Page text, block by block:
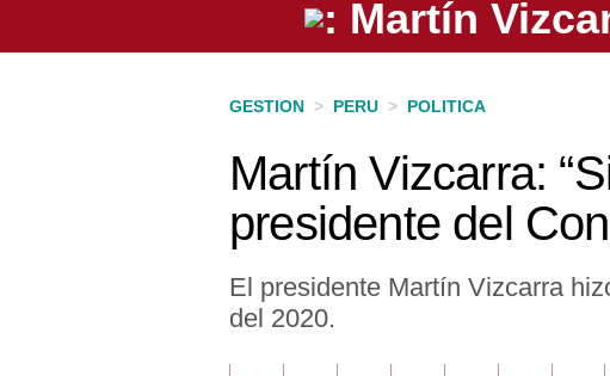
Perú
GESTION > PERU > POLITICA
Martín Vizcarra:
presidente del
El presidente Martín Vizcarra
del 2020.